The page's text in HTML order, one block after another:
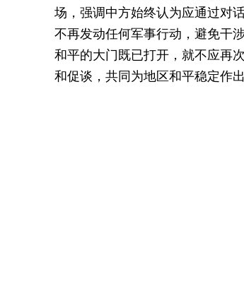
场，强调中方始终认为应通过对
不再发动任何军事行动，避免干
和平的大门既已打开，就不应再
和促谈，共同为地区和平稳定作出